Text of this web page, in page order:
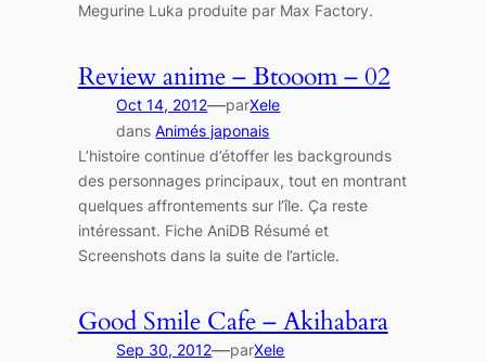
Megurine Luka produite par Max Factory.
Review anime – Btooom – 02
Oct 14, 2012—parXele
dansAnimés japonais
L’histoire continue d’étoffer les backgrounds
des personnages principaux, tout en montrant
quelques affrontements sur l’île. Ça reste
intéressant. Fiche AniDB Résumé et
Screenshots dans la suite de l’article.
Good Smile Cafe – Akihabara
Sep 30, 2012—parXele